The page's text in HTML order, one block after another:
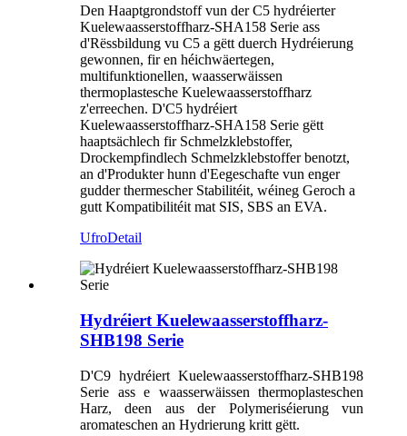
Den Haaptgrondstoff vun der C5 hydréierter
Kuelewaasserstoffharz-SHA158 Serie ass
d'Rëssbildung vu C5 a gëtt duerch Hydréierung
gewonnen, fir en héichwäertegen,
multifunktionellen, waasserwäissen
thermoplastesche Kuelewaasserstoffharz
z'erreechen. D'C5 hydréiert
Kuelewaasserstoffharz-SHA158 Serie gëtt
haaptsächlech fir Schmelzklebstoffer,
Drockempfindlech Schmelzklebstoffer benotzt,
an d'Produkter hunn d'Eegeschafte vun enger
gudder thermescher Stabilitéit, wéineg Geroch a
gutt Kompatibilitéit mat SIS, SBS an EVA.
UfroDetail
Hydréiert Kuelewaasserstoffharz-
SHB198 Serie
D'C9 hydréiert Kuelewaasserstoffharz-SHB198
Serie ass e waasserwäissen thermoplasteschen
Harz, deen aus der Polymeriséierung vun
aromateschen an Hydrierung kritt gëtt.